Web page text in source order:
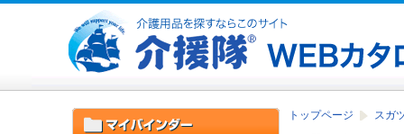
トップページ スガ